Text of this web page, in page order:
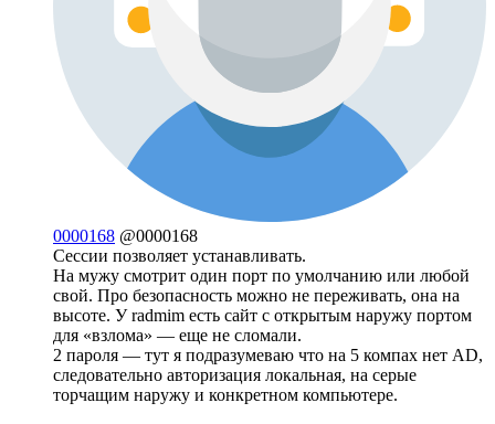
0000168 @0000168
Сессии позволяет устанавливать.
На мужу смотрит один порт по умолчанию или любой
свой. Про безопасность можно не переживать, она на
высоте. У radmim есть сайт с открытым наружу портом
для «взлома» — еще не сломали.
2 пароля — тут я подразумеваю что на 5 компах нет AD,
следовательно авторизация локальная, на серые
торчащим наружу и конкретном компьютере.